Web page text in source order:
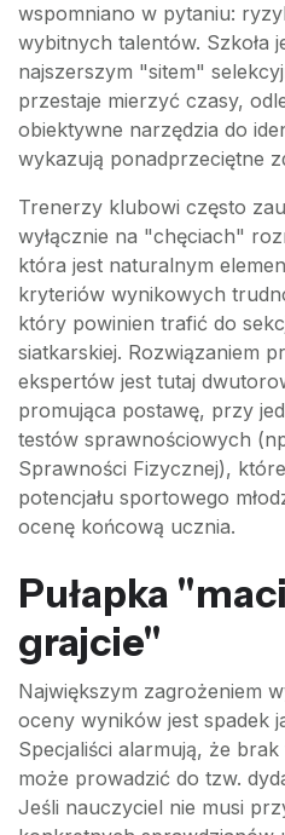
wspomniano w pytaniu:
wybitnych talentów. Szkoła
najszerszym "sitem"
przestaje mierzyć czasy,
obiektywne narzędzia do
wykazują ponadprzeciętne
Trenerzy klubowi często
wyłącznie na "chęciach"
która jest naturalnym
kryteriów wynikowych
który powinien trafić do
siatkarskiej. Rozwiązaniem
ekspertów jest tutaj
promująca postawę, przy
testów sprawnościowych
Sprawności Fizycznej),
potencjału sportowego
ocenę końcową ucznia.
Pułapka
grajcie"
Największym zagrożeniem
oceny wyników jest spadek
Specjaliści alarmują, że
może prowadzić do tzw.
Jeśli nauczyciel nie musi